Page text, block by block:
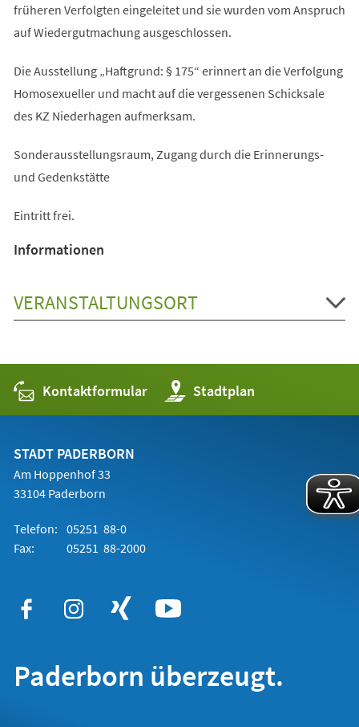
früheren Verfolgten eingeleitet und sie wurden vom Anspruch
auf Wiedergutmachung ausgeschlossen.
Die Ausstellung „Haftgrund: § 175“ erinnert an die Verfolgung
Homosexueller und macht auf die vergessenen Schicksale
des KZ Niederhagen aufmerksam.
Sonderausstellungsraum, Zugang durch die Erinnerungs-
und Gedenkstätte
Eintritt frei.
Informationen
VERANSTALTUNGSORT
Kontaktformular Stadtplan
(Öffnet
in
einem
STADT PADERBORN
Am Hoppenhof 33
33104 Paderborn
Telefon: 05251 88-0
Fax:
05251 88-2000
Paderborn überzeugt.